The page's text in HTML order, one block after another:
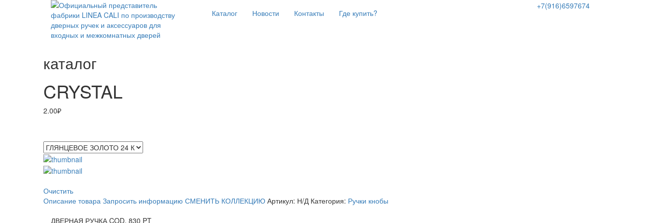
Каталог Новости Контакты Где купить?
+7(916)6597674
каталог
CRYSTAL
2.00₽
Очистить
Описание товара Запросить информацию СМЕНИТЬ КОЛЛЕКЦИЮ Артикул: Н/Д Категория: Ручки кнобы
ДВЕРНАЯ РУЧКА COD. 830 PT